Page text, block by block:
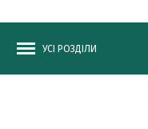
УСІ РОЗДІЛИ